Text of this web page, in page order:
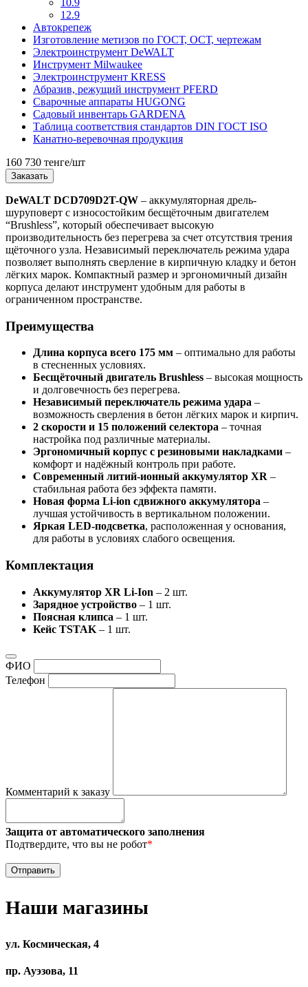
12.9
Автокрепеж
Изготовление метизов по ГОСТ, ОСТ, чертежам
Электроинструмент DeWALT
Инструмент Milwaukee
Электроинструмент KRESS
Абразив, режущий инструмент PFERD
Сварочные аппараты HUGONG
Садовый инвентарь GARDENA
Таблица соответствия стандартов DIN ГОСТ ISO
Канатно-веревочная продукция
160 730 тенге/шт
Заказать
DeWALT DCD709D2T-QW – аккумуляторная дрель-
шуруповерт с износостойким бесщёточным двигателем
“Brushless”, который обеспечивает высокую
производительность без перегрева за счет отсутствия трения
щёточного узла. Независимый переключатель режима удара
позволяет выполнять сверление в кирпичную кладку и бетон
лёгких марок. Компактный размер и эргономичный дизайн
корпуса делают инструмент удобным для работы в
ограниченном пространстве.
Преимущества
Длина корпуса всего 175 мм – оптимально для работы
в стесненных условиях.
Бесщёточный двигатель Brushless – высокая мощность
и долговечность без перегрева.
Независимый переключатель режима удара –
возможность сверления в бетон лёгких марок и кирпич.
2 скорости и 15 положений селектора – точная
настройка под различные материалы.
Эргономичный корпус с резиновыми накладками –
комфорт и надёжный контроль при работе.
Современный литий-ионный аккумулятор XR –
стабильная работа без эффекта памяти.
Новая форма Li-ion сдвижного аккумулятора –
лучшая устойчивость в вертикальном положении.
Яркая LED-подсветка, расположенная у основания,
для работы в условиях слабого освещения.
Комплектация
Аккумулятор XR Li-Ion – 2 шт.
Зарядное устройство – 1 шт.
Поясная клипса – 1 шт.
Кейс TSTAK – 1 шт.
ФИО
Телефон
Комментарий к заказу
Защита от автоматического заполнения
Подтвердите, что вы не робот*
Наши магазины
ул. Космическая, 4
пр. Ауэзова, 11